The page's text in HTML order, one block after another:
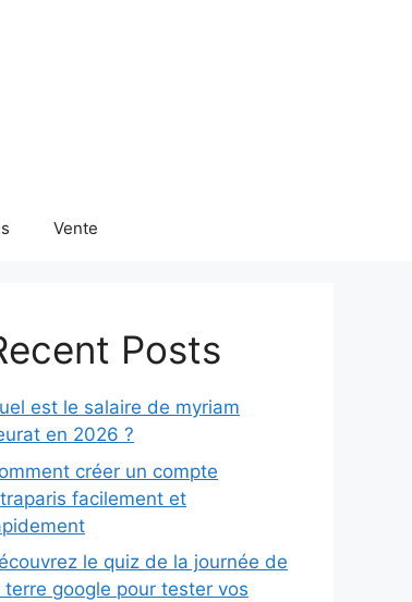
Vente
Posts
est le salaire de myriam
en 2026 ?
créer un compte
facilement et
le quiz de la journée de
terre google pour tester vos